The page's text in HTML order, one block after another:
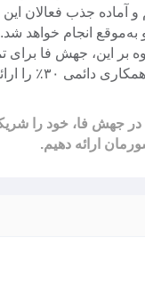
و آماده جذب فعالان
به‌موقع انجام خواهد شد.
بر این، جهش فا
و پیشرفت را با هم هموار کنیم.
در جهش فا، خود را
ارائه دهیم.